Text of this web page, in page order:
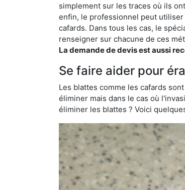
simplement sur les traces où ils
enfin, le professionnel peut
cafards. Dans tous les cas, le
renseigner sur chacune de ces
La demande de devis est aussi
Se faire aider pour
Les blattes comme les cafards
éliminer mais dans le cas où
éliminer les blattes ? Voici